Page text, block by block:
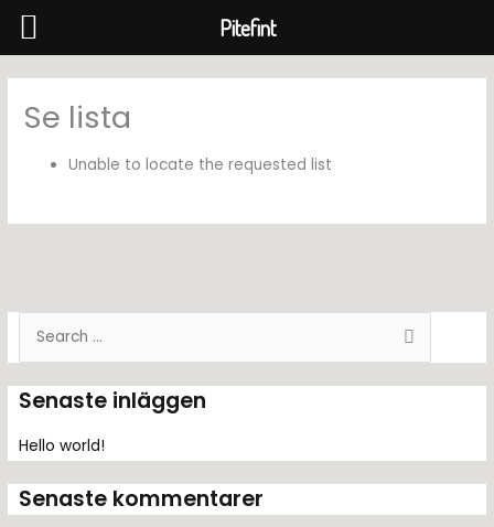
innehåll
k
f
e
Senaste inläggen
Hello world!
Senaste kommentarer
Se lista
Unable to locate the requested list
Pitefint